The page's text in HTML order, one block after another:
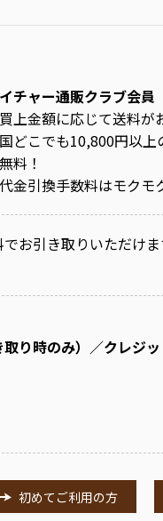
チャー通販クラブ会員
上金額に応じて送料が
どこでも10,800円以上
料！
代金引換手数料はモクモ
お引き取りいただけま
り時のみ）／クレジ
初めてご利用の方